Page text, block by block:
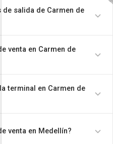
salida de Carmen de
venta en Carmen de
terminal en Carmen de
venta en Medellín?